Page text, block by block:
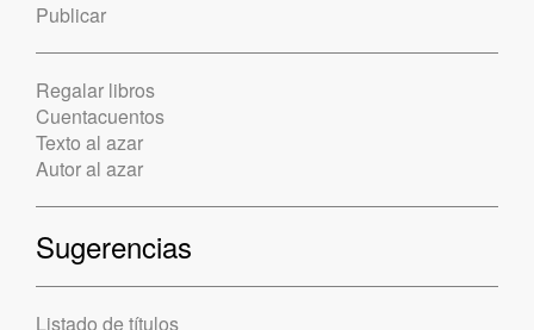
Publicar
Regalar libros
Cuentacuentos
Texto al azar
Autor al azar
Sugerencias
Listado de títulos